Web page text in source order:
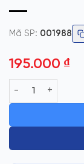
Mã SP: 001988
195.000 ₫
CHẢO NƯỚNG